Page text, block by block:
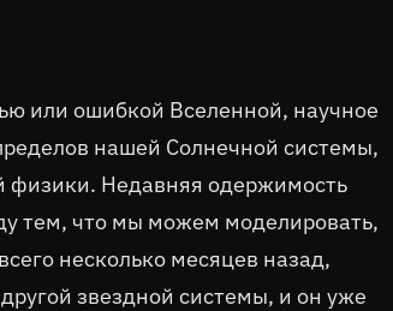
или ошибкой Вселенной, научное
нашей Солнечной системы,
физики. Недавняя одержимость
тем, что мы можем моделировать,
несколько месяцев назад,
звездной системы, и он уже